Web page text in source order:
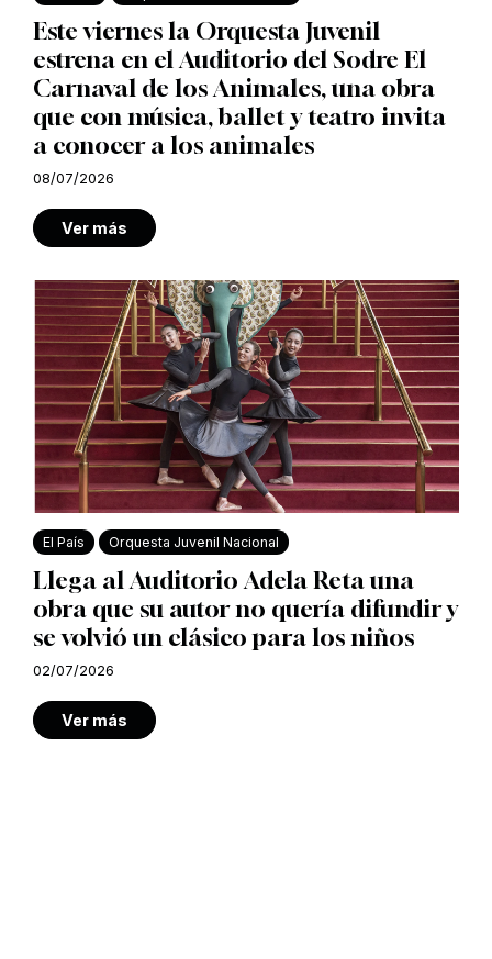
Este viernes la Orquesta Juvenil
estrena en el Auditorio del Sodre El
Carnaval de los Animales, una obra
que con música, ballet y teatro invita
a conocer a los animales
08/07/2026
Ver más
El País Orquesta Juvenil Nacional
Llega al Auditorio Adela Reta una
obra que su autor no quería difundir y
se volvió un clásico para los niños
02/07/2026
Ver más